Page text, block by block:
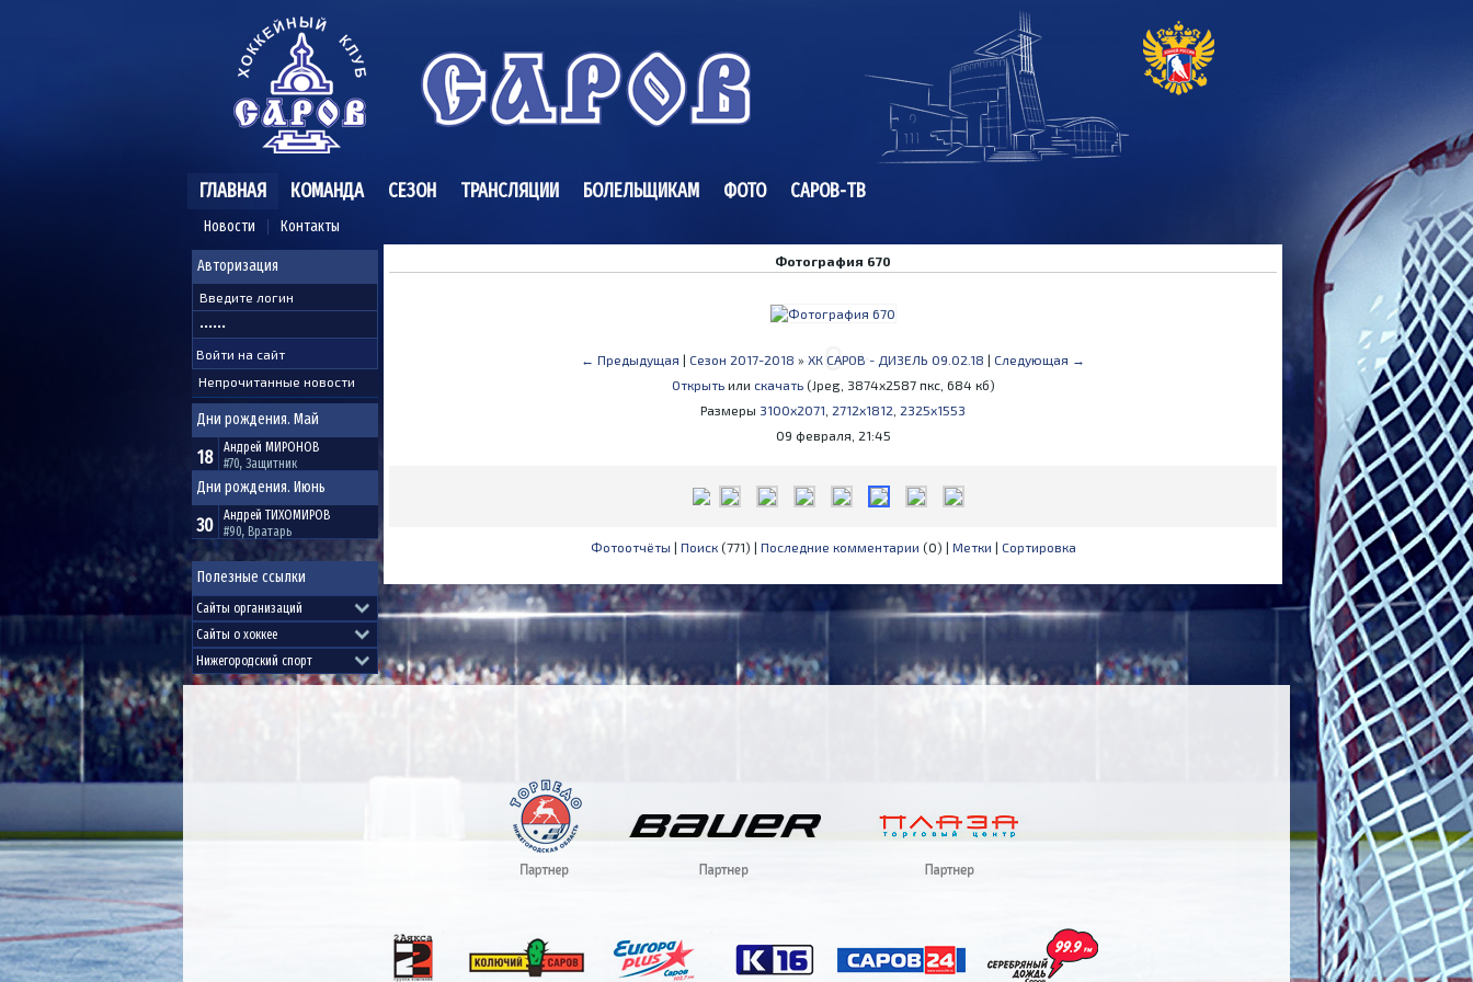
ГЛАВНАЯ
Новости Контакты
КОМАНДА СЕЗОН ТРАНСЛЯЦИИ БОЛЕЛЬЩИКАМ ФОТО САРОВ-ТВ
Авторизация
Непрочитанные новости
Дни рождения. Май
18 Андрей МИРОНОВ
#70, Защитник
Дни рождения. Июнь
30 Андрей ТИХОМИРОВ
#90, Вратарь
Полезные ссылки
Фотография 670
- 0+
← Предыдущая | Сезон 2017-2018 » ХК САРОВ - ДИЗЕЛЬ 09.02.18 | Следующая →
Открытьили скачать(Jpeg, 3874x2587 пкс, 684 кб)
Размеры 3100x2071 2712x1812 2325x1553
09 февраля, 21:45
Фотоотчёты | Поиск(771) | Последние комментарии (0) | Метки | Сортировка